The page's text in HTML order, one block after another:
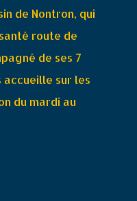
de Nontron, qui
route de
de ses 7
accueille sur les
du mardi au